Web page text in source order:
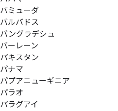
バミューダ
バルバドス
バングラデシュ
バーレーン
パキスタン
パナマ
パプアニューギニア
パラオ
パラグアイ